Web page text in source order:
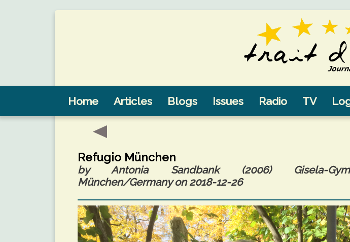
Home Articles Blogs Issues Radio TV
Refugio München
by Antonia Sandbank (2006) Gisela-
München/Germany on 2018-12-26